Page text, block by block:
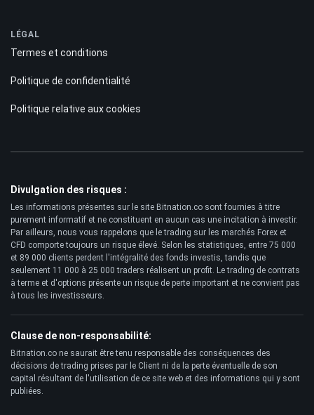
LÉGAL
Termes et conditions
Politique de confidentialité
Politique relative aux cookies
Divulgation des risques :
Les informations présentes sur le site Bitnation.co sont fournies à titre
purement informatif et ne constituent en aucun cas une incitation à investir.
Par ailleurs, nous vous rappelons que le trading sur les marchés Forex et
CFD comporte toujours un risque élevé. Selon les statistiques, entre 75 000
et 89 000 clients perdent l'intégralité des fonds investis, tandis que
seulement 11 000 à 25 000 traders réalisent un profit. Le trading de contrats
à terme et d'options présente un risque de perte important et ne convient pas
à tous les investisseurs.
Clause de non-responsabilité:
Bitnation.co ne saurait être tenu responsable des conséquences des
décisions de trading prises par le Client ni de la perte éventuelle de son
capital résultant de l'utilisation de ce site web et des informations qui y sont
publiées.